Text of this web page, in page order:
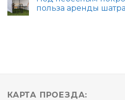
польза аренды шатра
КАРТА ПРОЕЗДА: